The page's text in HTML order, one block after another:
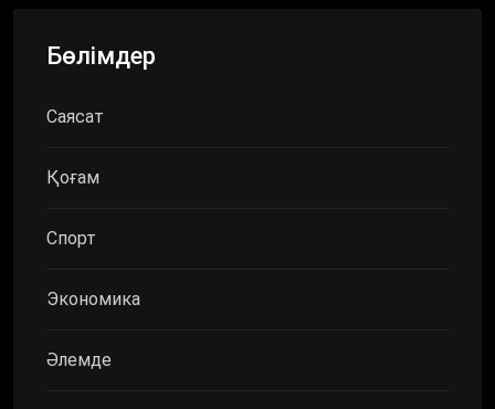
Бөлімдер
Саясат
Қоғам
Спорт
Экономика
Әлемде